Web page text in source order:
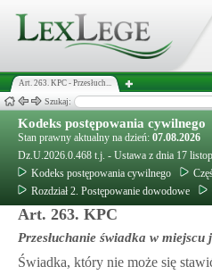
Art. 263. KPC - Przesłuch...
Szukaj:
Kodeks postępowania cywilnego
Stan prawny aktualny na dzień: 07.08.2026
Dz.U.2026.0.468 t.j. - Ustawa z dnia 17
Kodeks postępowania cywilnego
Rozdział 2. Postępowanie dowodowe
Art. 263. KPC
Przesłuchanie świadka w miejscu
Świadka, który nie może się